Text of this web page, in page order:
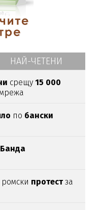
НАЙ-ЧЕТЕНИ
срещу15 000
по бански
Банда
протестза